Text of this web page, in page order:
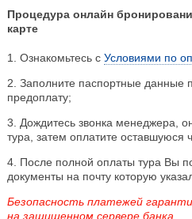
Процедура онлайн
карте
1. Ознакомьтесь с Условиями по
2. Заполните паспортные данные
предоплату;
3. Дождитесь звонка менеджера,
тура, затем оплатите оставшуюся
4. После полной оплаты тура Вы
документы на почту которую
Безопасность платежей
на защищенном сервере банка.